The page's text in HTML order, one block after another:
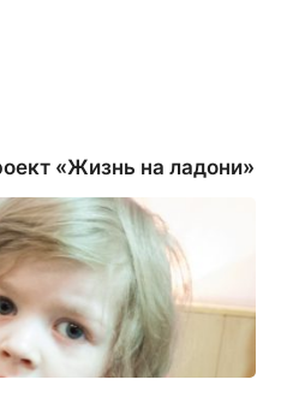
«Жизнь на ладони»